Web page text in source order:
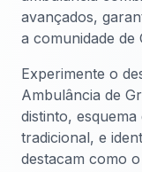
avançados,
a comunidade de
Experimente o
Ambulância de
distinto,
tradicional, e
destacam como